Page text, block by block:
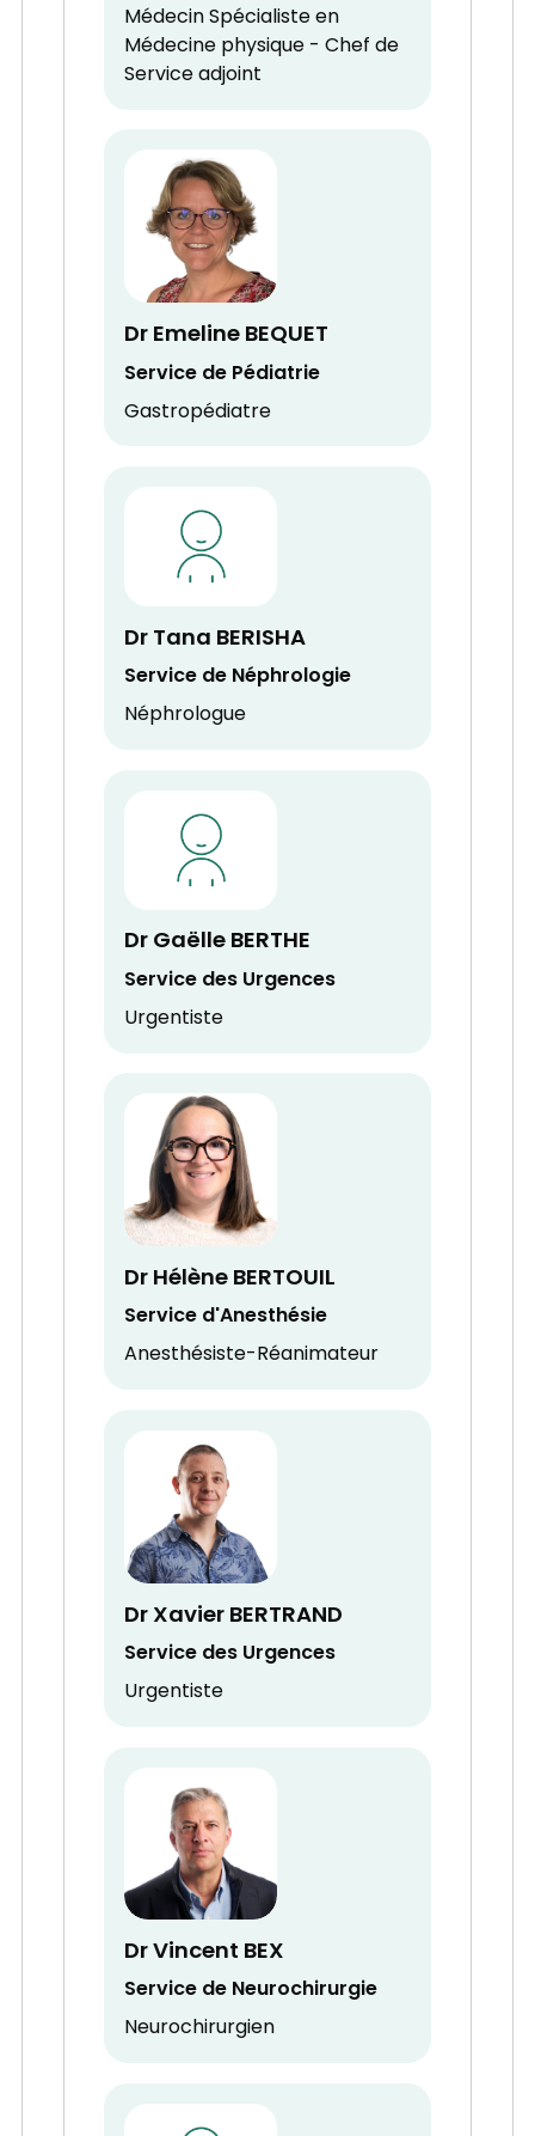
Médecin Spécialiste en
Médecine physique - Chef de
Service adjoint
Dr Emeline BEQUET
Service de Pédiatrie
Gastropédiatre
Dr Tana BERISHA
Service de Néphrologie
Néphrologue
Dr Gaëlle BERTHE
Service des Urgences
Urgentiste
Dr Hélène BERTOUIL
Service d'Anesthésie
Anesthésiste-Réanimateur
Dr Xavier BERTRAND
Service des Urgences
Urgentiste
Dr Vincent BEX
Service de Neurochirurgie
Neurochirurgien